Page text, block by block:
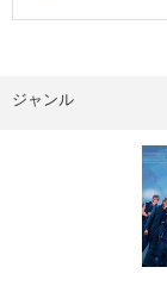
ジャンル